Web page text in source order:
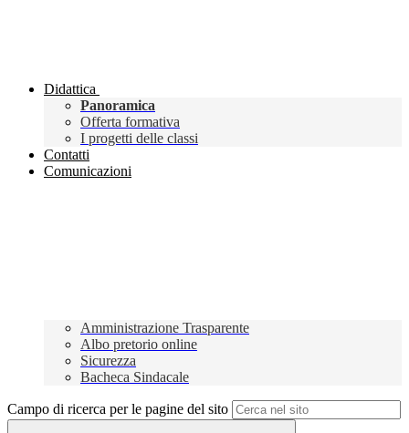
Didattica
Panoramica
Offerta formativa
I progetti delle classi
Contatti
Comunicazioni
Amministrazione Trasparente
Albo pretorio online
Sicurezza
Bacheca Sindacale
Campo di ricerca per le pagine del sito